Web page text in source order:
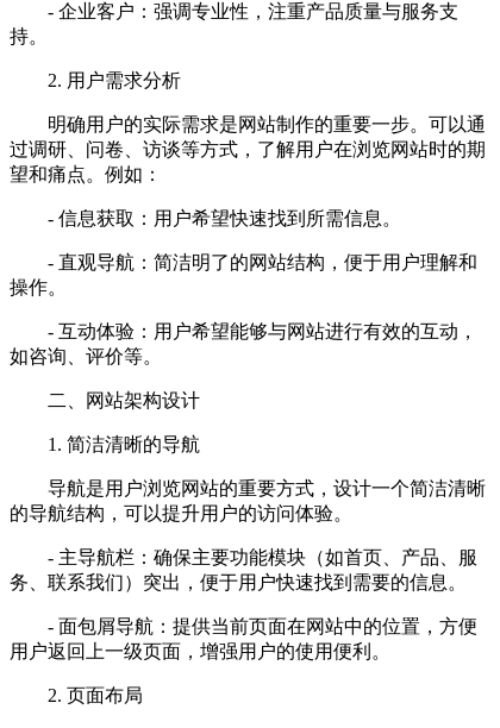
- 企业客户：强调专业性，注重产品质量与服务支
持。
2. 用户需求分析
明确用户的实际需求是网站制作的重要一步。可以通
过调研、问卷、访谈等方式，了解用户在浏览网站时的期
望和痛点。例如：
- 信息获取：用户希望快速找到所需信息。
- 直观导航：简洁明了的网站结构，便于用户理解和
操作。
- 互动体验：用户希望能够与网站进行有效的互动，
如咨询、评价等。
二、网站架构设计
1. 简洁清晰的导航
导航是用户浏览网站的重要方式，设计一个简洁清晰
的导航结构，可以提升用户的访问体验。
- 主导航栏：确保主要功能模块（如首页、产品、服
务、联系我们）突出，便于用户快速找到需要的信息。
- 面包屑导航：提供当前页面在网站中的位置，方便
用户返回上一级页面，增强用户的使用便利。
2. 页面布局